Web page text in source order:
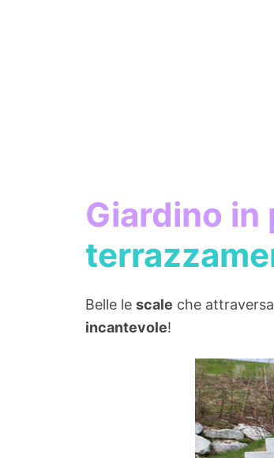
Giardino in
Belle le scale che
incantevole!